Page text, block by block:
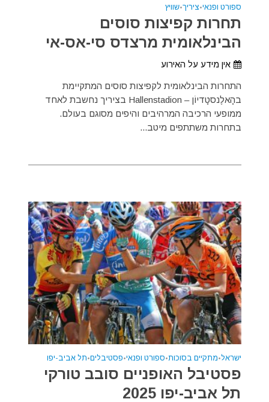
ספורט ופנאי•ציריך•שוויץ
תחרות קפיצות סוסים
הבינלאומית מרצדס סי-אס-אי
אין מידע על האירוע
התחרות הבינלאומית לקפיצות סוסים המתקיימת
בהָאלֶנסטָדיוֹן – Hallenstadion בציריך נחשבת לאחד
ממופעי הרכיבה המרהיבים והיפים מסוגם בעולם.
בתחרות משתתפים מיטב...
ישראל•מתקיים בסוכות•ספורט ופנאי•פסטיבלים•תל אביב-יפו
פסטיבל האופניים סובב טורקי
תל אביב-יפו 2025